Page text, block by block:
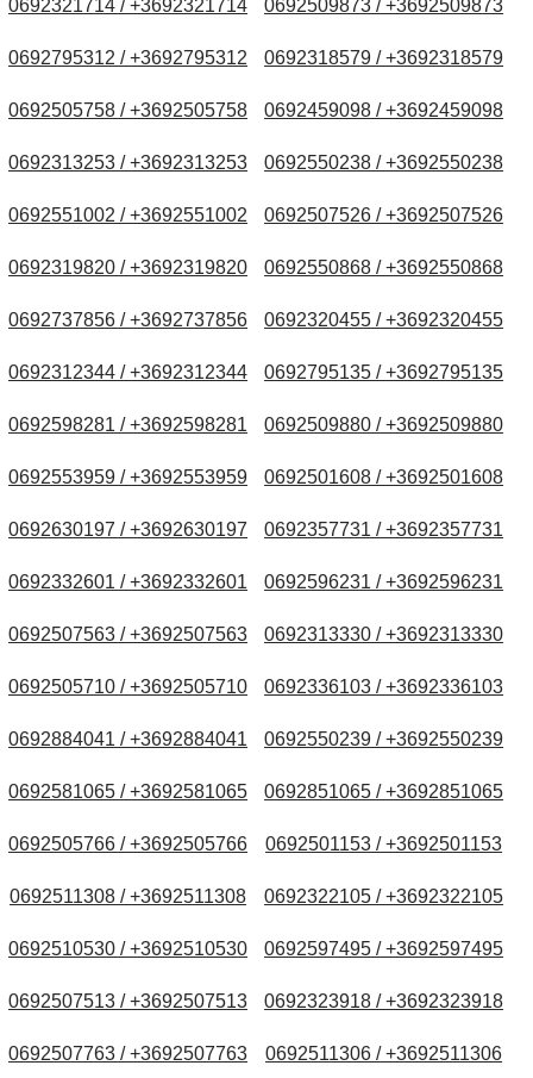
0692321714 / +3692321714 0692509873 / +3692509873
0692795312 / +3692795312 0692318579 / +3692318579
0692505758 / +3692505758 0692459098 / +3692459098
0692313253 / +3692313253 0692550238 / +3692550238
0692551002 / +3692551002 0692507526 / +3692507526
0692319820 / +3692319820 0692550868 / +3692550868
0692737856 / +3692737856 0692320455 / +3692320455
0692312344 / +3692312344 0692795135 / +3692795135
0692598281 / +3692598281 0692509880 / +3692509880
0692553959 / +3692553959 0692501608 / +3692501608
0692630197 / +3692630197 0692357731 / +3692357731
0692332601 / +3692332601 0692596231 / +3692596231
0692507563 / +3692507563 0692313330 / +3692313330
0692505710 / +3692505710 0692336103 / +3692336103
0692884041 / +3692884041 0692550239 / +3692550239
0692581065 / +3692581065 0692851065 / +3692851065
0692505766 / +3692505766 0692501153 / +3692501153
0692511308 / +3692511308 0692322105 / +3692322105
0692510530 / +3692510530 0692597495 / +3692597495
0692507513 / +3692507513 0692323918 / +3692323918
0692507763 / +3692507763 0692511306 / +3692511306